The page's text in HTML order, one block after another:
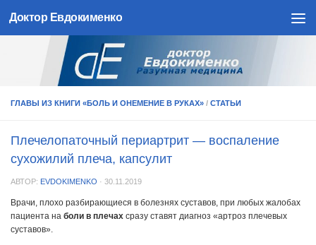
Skip to content
Доктор Евдокименко
ГЛАВЫ ИЗ КНИГИ «БОЛЬ И ОНЕМЕНИЕ В РУКАХ» / СТАТЬИ
Плечелопаточный периартрит — воспаление
сухожилий плеча, капсулит
АВТОР: EVDOKIMENKO · 30.11.2019
Врачи, плохо разбирающиеся в болезнях суставов, при любых жалобах
пациента на боли в плечах сразу ставят диагноз «артроз плечевых
суставов».